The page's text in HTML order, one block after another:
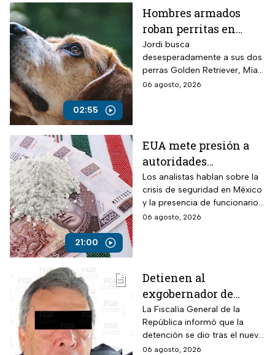
02:55
Hombres armados
roban perritas en
Veracruz
Jordi busca
desesperadamente a sus dos
perras Golden Retriever, Mía y
Camila, de seis años, robadas
06 agosto, 2026
21:00
EUA mete presión a
autoridades
mexicanas para
combatir al
narcotráfico y detener
a funcionarios
Los analistas hablan sobre la
crisis de seguridad en México
y la presencia de funcionarios
corruptos en el narcotráfico
06 agosto, 2026
Detienen al
exgobernador de
Guerrero, Ángel
Aguirre, por el Caso
Ayotzinapa
La Fiscalía General de la
República informó que la
detención se dio tras el nuevo
modelo de investigación
06 agosto, 2026